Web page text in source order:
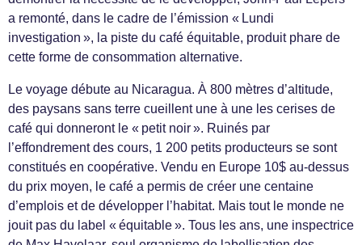
a remonté, dans le cadre de l’émission « Lundi
investigation », la piste du café équitable, produit phare de
cette forme de consommation alternative.
Le voyage débute au Nicaragua. À 800 mètres d’altitude,
des paysans sans terre cueillent une à une les cerises de
café qui donneront le « petit noir ». Ruinés par
l’effondrement des cours, 1 200 petits producteurs se sont
constitués en coopérative. Vendu en Europe 10$ au-dessus
du prix moyen, le café a permis de créer une centaine
d’emplois et de développer l’habitat. Mais tout le monde ne
jouit pas du label « équitable ». Tous les ans, une inspectrice